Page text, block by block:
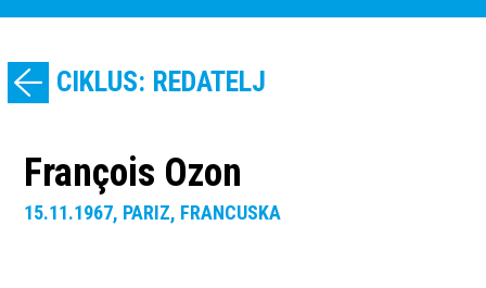
CIKLUS: REDATELJ
François Ozon
15.11.1967, PARIZ, FRANCUSKA